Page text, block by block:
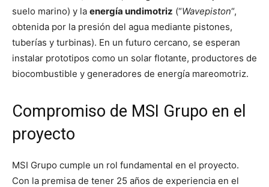
suelo marino) y la energía undimotriz (“Wavepiston“,
obtenida por la presión del agua mediante pistones,
tuberías y turbinas). En un futuro cercano, se esperan
instalar prototipos como un solar flotante, productores de
biocombustible y generadores de energía mareomotriz.
Compromiso de MSI Grupo en el
proyecto
MSI Grupo cumple un rol fundamental en el proyecto.
Con la premisa de tener 25 años de experiencia en el